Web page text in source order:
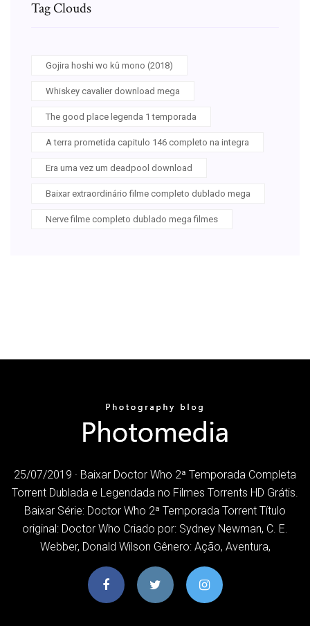
Tag Clouds
Gojira hoshi wo kû mono (2018)
Whiskey cavalier download mega
The good place legenda 1 temporada
A terra prometida capitulo 146 completo na integra
Era uma vez um deadpool download
Baixar extraordinário filme completo dublado mega
Nerve filme completo dublado mega filmes
25/07/2019 · Baixar Doctor Who 2ª Temporada Completa
Torrent Dublada e Legendada no Filmes Torrents HD Grátis.
Baixar Série: Doctor Who 2ª Temporada Torrent Título
original: Doctor Who Criado por: Sydney Newman, C. E.
Webber, Donald Wilson Gênero: Ação, Aventura,